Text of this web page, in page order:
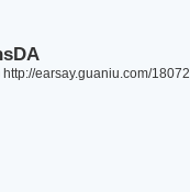
http://earsay.guaniu.com/18072